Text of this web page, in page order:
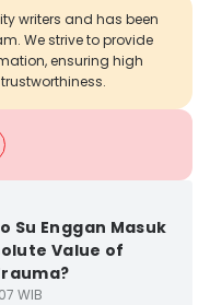
writers and has been
We strive to provide
ensuring high
Su Enggan Masuk
Value of
WIB